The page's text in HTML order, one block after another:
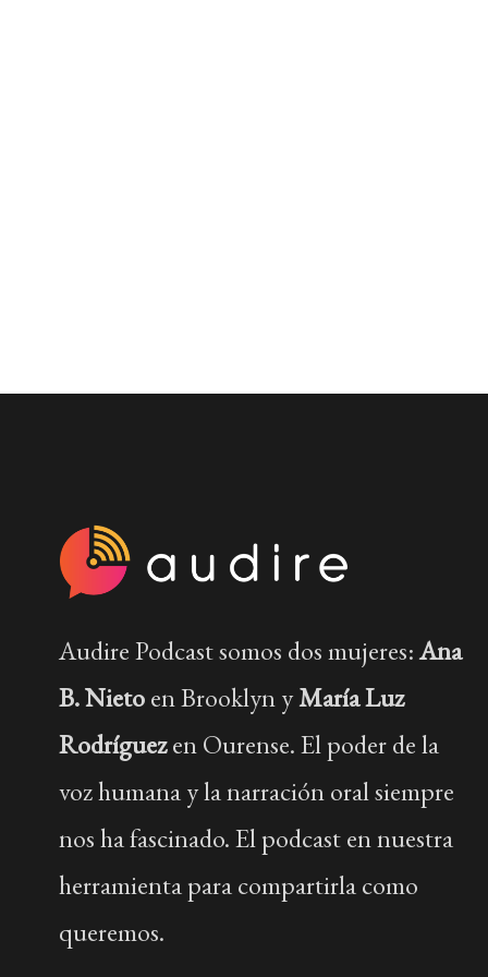
Audire Podcast somos dos mujeres:Ana
B. Nietoen Brooklyn yMaría Luz
Rodríguezen Ourense. El poder de la
voz humana y la narración oral siempre
nos ha fascinado. El podcast en nuestra
herramienta para compartirla como
queremos.